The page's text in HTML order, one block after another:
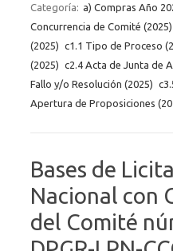
Categoría: a) Compras Año
Concurrencia de Comité (2025)
(2025) c1.1 Tipo de Proceso
(2025) c2.4 Acta de Junta de
Fallo y/o Resolución (2025)
Apertura de Proposiciones
Bases de
Nacional con
del Comité